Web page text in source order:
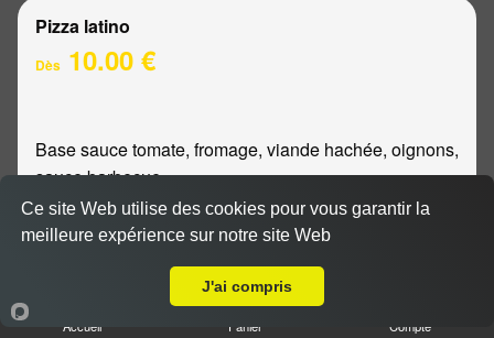
Pizza latino
Dès 10.00 €
Base sauce tomate, fromage, viande hachée, oignons,
sauce barbecue
Accueil Panier Compte
Ce site Web utilise des cookies pour vous garantir la
meilleure expérience sur notre site Web
J'ai compris